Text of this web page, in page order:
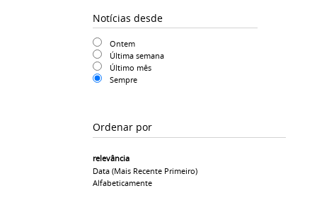
Notícias desde
Ontem
Última semana
Último mês
Sempre
Ordenar por
relevância
Data (mais Recente Primeiro)
Alfabeticamente